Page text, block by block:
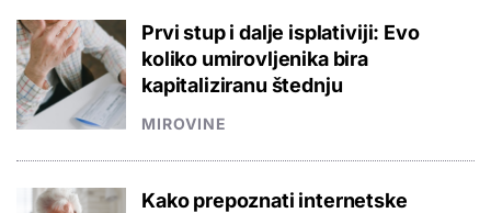
Prvi stup i dalje isplativiji: Evo
koliko umirovljenika bira
kapitaliziranu štednju
MIROVINE
Kako prepoznati internetske